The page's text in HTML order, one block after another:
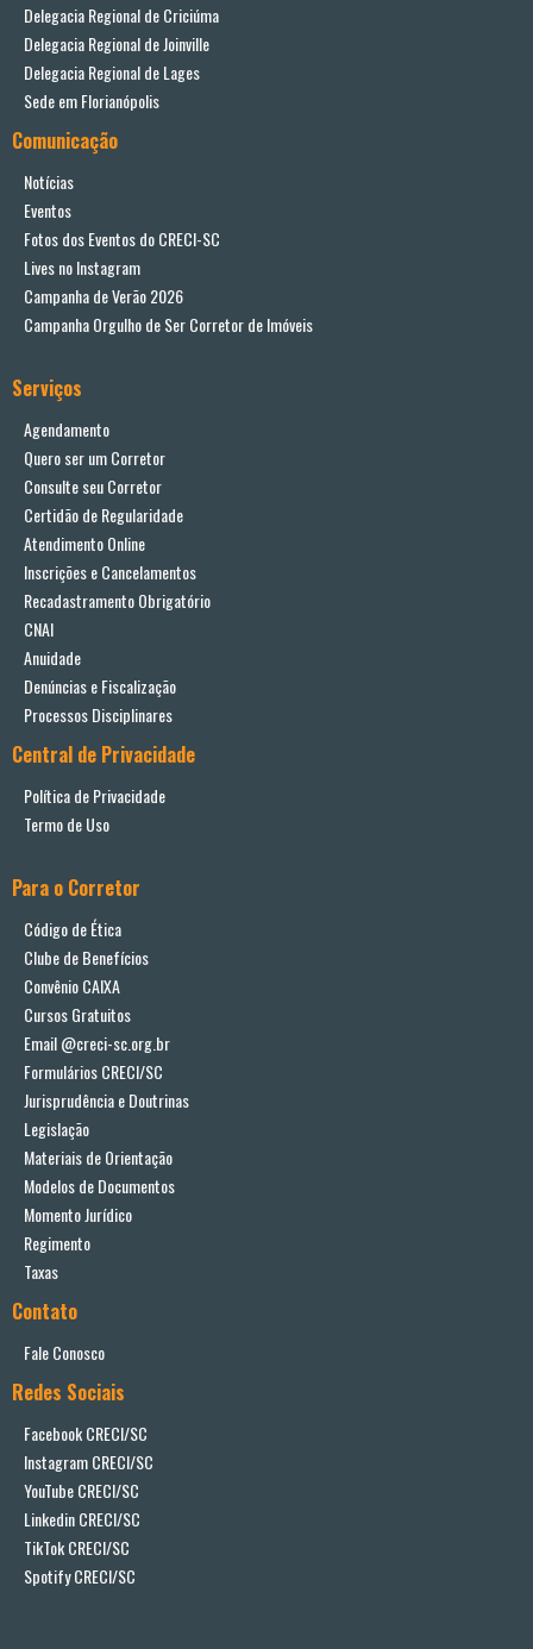
Delegacia Regional de Criciúma
Delegacia Regional de Joinville
Delegacia Regional de Lages
Sede em Florianópolis
Comunicação
Notícias
Eventos
Fotos dos Eventos do CRECI-SC
Lives no Instagram
Campanha de Verão 2026
Campanha Orgulho de Ser Corretor de Imóveis
Serviços
Agendamento
Quero ser um Corretor
Consulte seu Corretor
Certidão de Regularidade
Atendimento Online
Inscrições e Cancelamentos
Recadastramento Obrigatório
CNAI
Anuidade
Denúncias e Fiscalização
Processos Disciplinares
Central de Privacidade
Política de Privacidade
Termo de Uso
Para o Corretor
Código de Ética
Clube de Benefícios
Convênio CAIXA
Cursos Gratuitos
Email @creci-sc.org.br
Formulários CRECI/SC
Jurisprudência e Doutrinas
Legislação
Materiais de Orientação
Modelos de Documentos
Momento Jurídico
Regimento
Taxas
Contato
Fale Conosco
Redes Sociais
Facebook CRECI/SC
Instagram CRECI/SC
YouTube CRECI/SC
Linkedin CRECI/SC
TikTok CRECI/SC
Spotify CRECI/SC